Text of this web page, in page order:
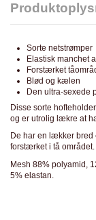
Sorte netstrømper
Elastisk manchet
Forstærket
Blød og kælen
Den ultra-sexede
Disse sorte
og er utrolig lækre at
De har en lækker bred
forstærket i tå området.
Mesh 88% polyamid,
5% elastan.